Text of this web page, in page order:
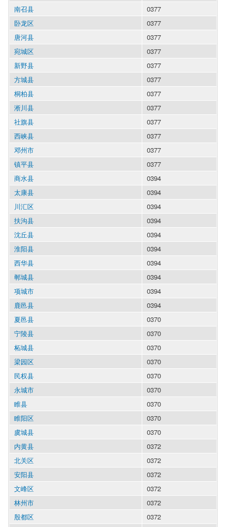
南召县
0377
卧龙区
0377
唐河县
0377
宛城区
0377
新野县
0377
方城县
0377
桐柏县
0377
淅川县
0377
社旗县
0377
西峡县
0377
邓州市
0377
镇平县
0377
商水县
0394
太康县
0394
川汇区
0394
扶沟县
0394
沈丘县
0394
淮阳县
0394
西华县
0394
郸城县
0394
项城市
0394
鹿邑县
0394
夏邑县
0370
宁陵县
0370
柘城县
0370
梁园区
0370
民权县
0370
永城市
0370
睢县
0370
睢阳区
0370
虞城县
0370
内黄县
0372
北关区
0372
安阳县
0372
文峰区
0372
林州市
0372
殷都区
0372